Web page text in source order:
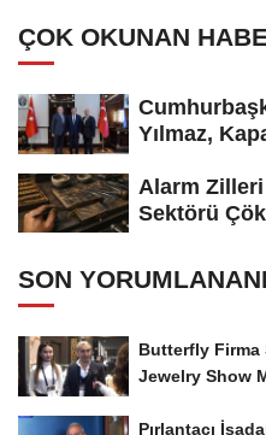
ÇOK OKUNAN
Yılmaz,
Alarm
Sektörü
SON
Butterfly Firma
Jewelry Show
Pırlantacı